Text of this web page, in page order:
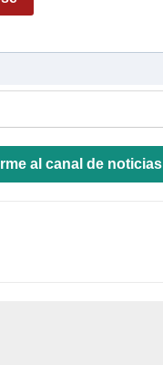
al canal de noticias